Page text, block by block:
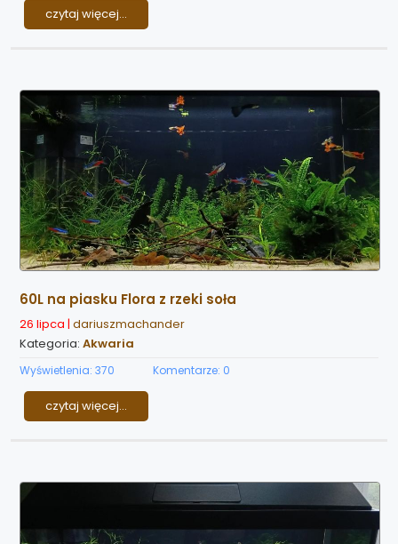
czytaj więcej...
60L na piasku Flora z rzeki soła
26 lipca | dariuszmachander
Kategoria: Akwaria
Wyświetlenia: 370 Komentarze: 0
czytaj więcej...